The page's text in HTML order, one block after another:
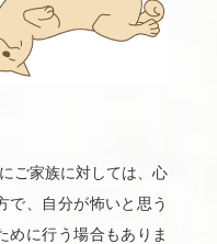
ご家族に対しては、心
で、自分が怖いと思う
めに行う場合もありま